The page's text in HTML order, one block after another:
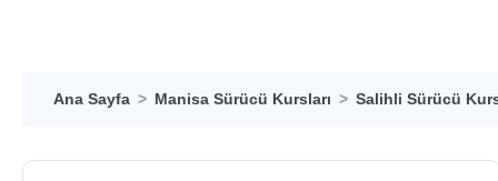
Ana Sayfa Manisa Sürücü Kursları Salihli Sürücü